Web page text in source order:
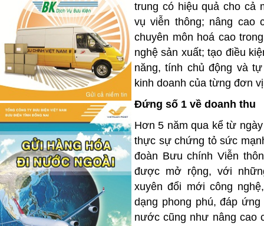
trung có hiệu quả cho cả
vụ viễn thông; nâng cao
chuyên môn hoá cao
nghệ sản xuất; tạo điều
năng, tính chủ động và
kinh doanh của từng đơn
Đứng số 1 về doanh thu
Hơn 5 năm qua kể từ
thực sự chứng tỏ sức
đoàn Bưu chính Viễn
được mở rộng, với
xuyên đổi mới công
dạng phong phú, đáp
nước cũng như nâng cao